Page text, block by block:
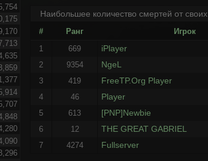
Наибольшее количество смертей от своих
# Ранг Игрок
1
669 iPlayer
2
9354 NgeL
3
419 FreeTP.Org Player
4
46 Player
5
613 [PNP]Newbie
6
12 THE GREAT GABRIEL
7
4274 Fullserver